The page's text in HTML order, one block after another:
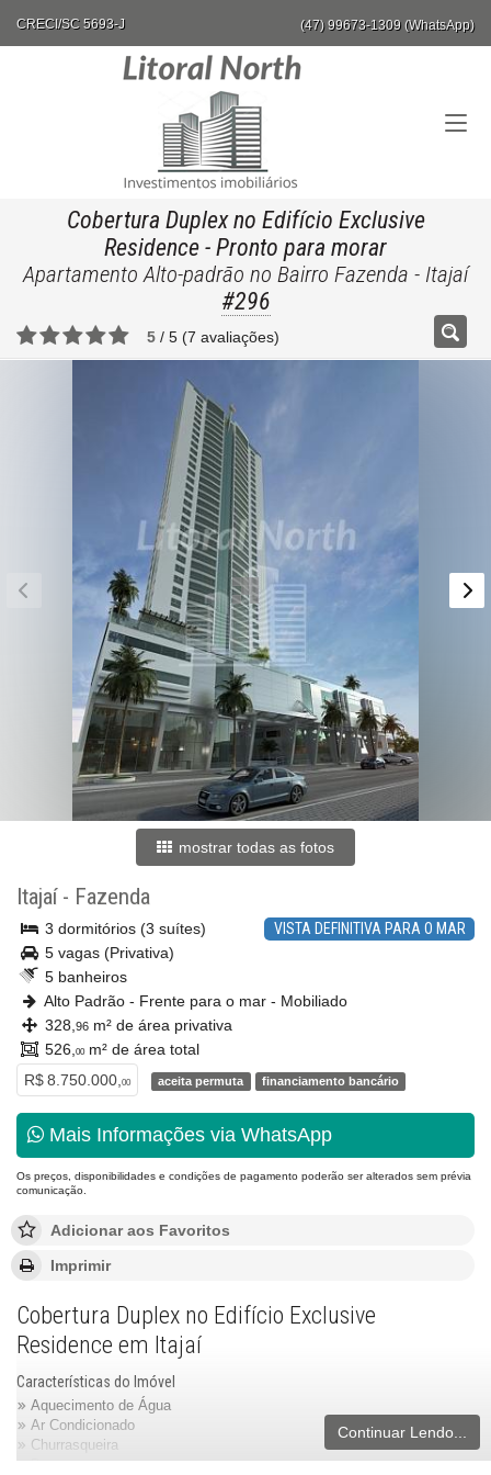
CRECI/SC 5693-J (47) 99673-1309 (WhatsApp)
Cobertura Duplex no Edifício Exclusive
Residence - Pronto para morar
Apartamento Alto-padrão no Bairro Fazenda - Itajaí
#296
5 / 5 (7 avaliações)
mostrar todas as fotos
Itajaí- Fazenda
VISTA DEFINITIVA PARA O MAR
3 dormitórios (3 suítes)
5 vagas (Privativa)
5 banheiros
Alto Padrão - Frente para o mar - Mobiliado
328, 96 m² de área privativa
526, 00m² de área total
R$ 8.750.000, 00 aceita permuta financiamento bancário
Mais Informações via WhatsApp
Os preços, disponibilidades e condições de pagamento poderão ser alterados sem prévia
comunicação.
Adicionar aos Favoritos
Imprimir
Cobertura Duplex no Edifício Exclusive
Residence em Itajaí
Características do Imóvel
Aquecimento de Água
Ar Condicionado
Churrasqueira
Despensa
Continuar Lendo...